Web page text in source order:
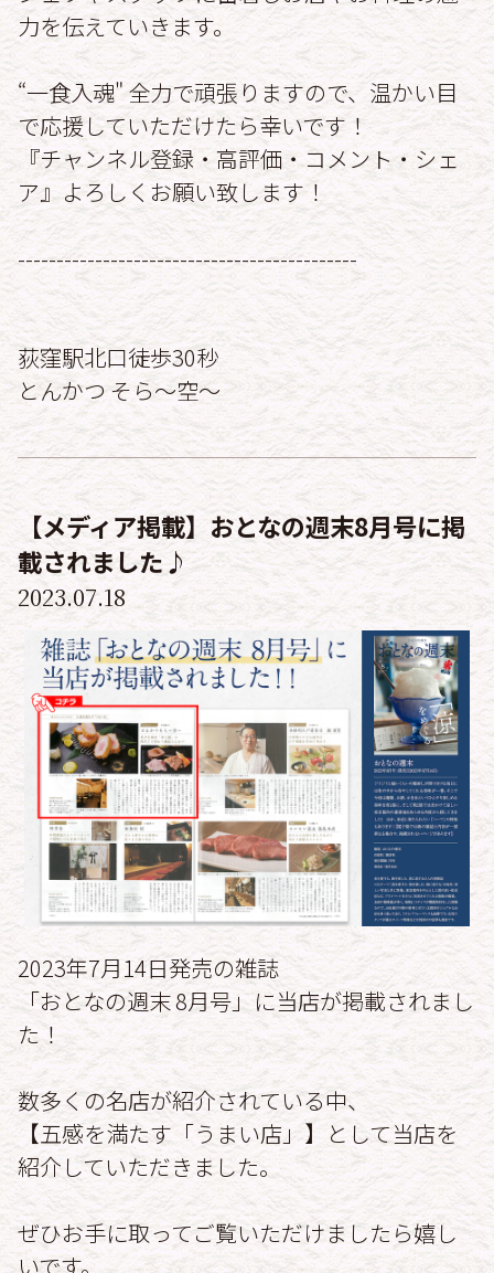
力を伝えていきます。
“一食入魂" 全力で頑張りますので、温かい目
で応援していただけたら幸いです！
『チャンネル登録・高評価・コメント・シェ
ア』よろしくお願い致します！
--------------------------------------------
荻窪駅北口徒歩30秒
とんかつ そら〜空〜
【メディア掲載】おとなの週末8月号に掲
載されました♪
2023.07.18
2023年7月14日発売の雑誌
「おとなの週末 8月号」に当店が掲載されまし
た！
数多くの名店が紹介されている中、
【五感を満たす「うまい店」】として当店を
紹介していただきました。
ぜひお手に取ってご覧いただけましたら嬉し
いです。